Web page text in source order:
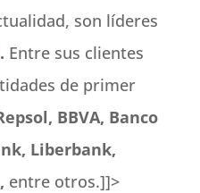
son líderes
. Entre sus clientes
de primer
BBVA, Banco
Liberbank,
entre otros.]]>